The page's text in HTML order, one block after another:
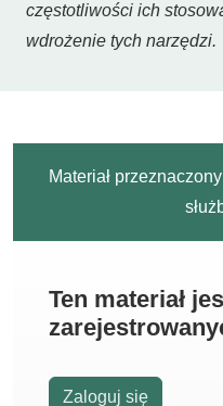
częstotliwości ich
wdrożenie tych narzędzi.
Materiał
Ten materiał
Zaloguj się